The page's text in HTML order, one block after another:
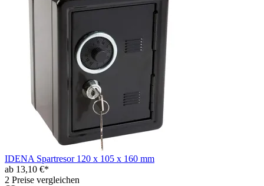
IDENA Spartresor 120 x 105 x 160 mm
ab 13,10 €*
2 Preise vergleichen